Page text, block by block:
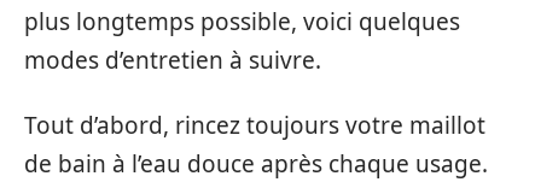
plus longtemps possible, voici quelques
modes d’entretien à suivre.
Tout d’abord, rincez toujours votre maillot
de bain à l’eau douce après chaque usage.